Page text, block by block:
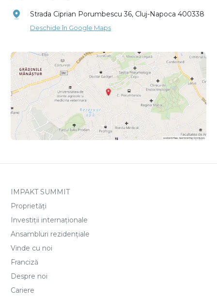
Strada Ciprian Porumbescu 36, Cluj-Napoca 400338
Deschide în Google Maps
IMPAKT SUMMIT
Proprietăți
Investiții internaționale
Ansambluri rezidențiale
Vinde cu noi
Franciză
Despre noi
Cariere